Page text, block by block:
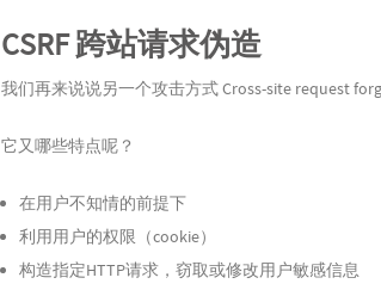
CSRF 跨站请求伪造
我们再来说说另一个攻击方式 Cross-site request
它又哪些特点呢？
在用户不知情的前提下
利用用户的权限（cookie）
构造指定HTTP请求，窃取或修改用户敏感信息